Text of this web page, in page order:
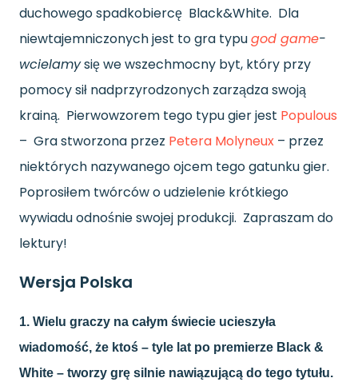
duchowego spadkobiercę Black&White. Dla
niewtajemniczonych jest to gra typugod game-
wcielamysię we wszechmocny byt, który przy
pomocy sił nadprzyrodzonych zarządza swoją
krainą. Pierwowzorem tego typu gier jest Populous
– Gra stworzona przez Petera Molyneux – przez
niektórych nazywanego ojcem tego gatunku gier.
Poprosiłem twórców o udzielenie krótkiego
wywiadu odnośnie swojej produkcji. Zapraszam do
lektury!
Wersja Polska
1. Wielu graczy na całym świecie ucieszyła
wiadomość, że ktoś – tyle lat po premierze Black &
White – tworzy grę silnie nawiązującą do tego tytułu.